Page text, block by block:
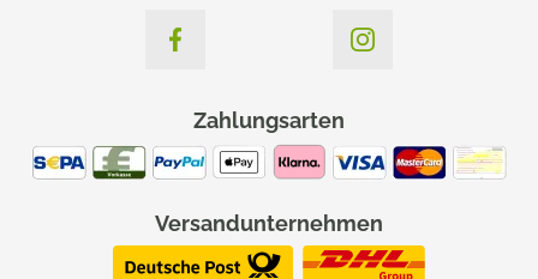
Zahlungsarten
Versandunternehmen